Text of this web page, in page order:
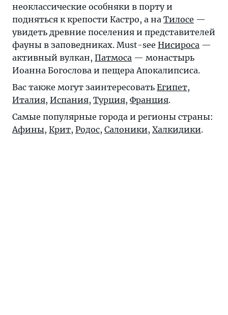
неоклассические особняки в порту и
подняться к крепости Кастро, а на Тилосе —
увидеть древние поселения и представителей
фауны в заповедниках. Must-see Нисироса —
активный вулкан, Патмоса — монастырь
Иоанна Богослова и пещера Апокалипсиса.
Вас также могут заинтересовать Египет,
Италия, Испания, Турция, Франция.
Самые популярные города и регионы страны:
Афины, Крит, Родос, Салоники, Халкидики.